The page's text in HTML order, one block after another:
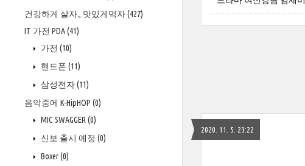
건강하게 살자., 맛있게먹자(427)
IT 가전 PDA(41)
가전 (10)
핸드폰 (11)
삼성전자(11)
음악중에 K-HipHOP (0)
MIC SWAGGER (0)
신보 출시 예정 (0)
Boxer(0)
2020. 11. 5. 23:22